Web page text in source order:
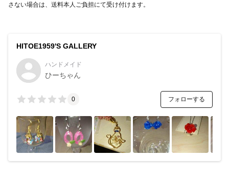
さない場合は、送料本人ご負担にて受け付けます。
HITOE1959'S GALLERY
ハンドメイド
ひーちゃん
0 フォローする